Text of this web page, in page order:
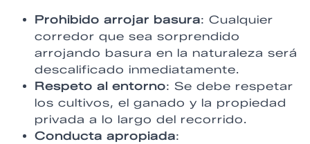
Prohibido arrojar basura: Cualquier
corredor que sea sorprendido
arrojando basura en la naturaleza será
descalificado inmediatamente.
Respeto al entorno: Se debe respetar
los cultivos, el ganado y la propiedad
privada a lo largo del recorrido.
Conducta apropiada: